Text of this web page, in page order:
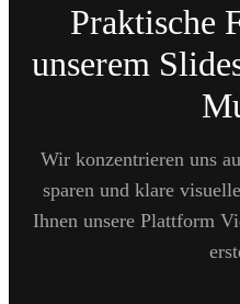
Praktische
unserem
Wir konzentrieren uns
sparen und klare
Ihnen unsere Plattform